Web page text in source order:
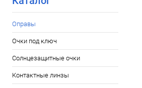
Оправы
Очки под ключ
Солнцезащитные очки
Контактные линзы